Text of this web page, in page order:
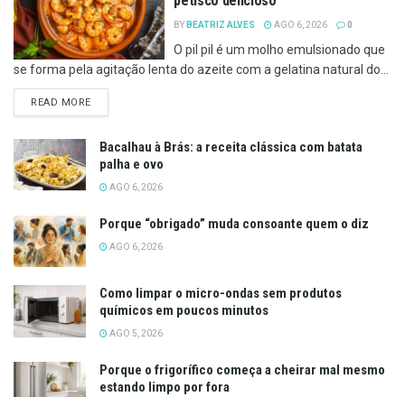
BY BEATRIZ ALVES AGO 6, 2026 0
O pil pil é um molho emulsionado que
se forma pela agitação lenta do azeite com a gelatina natural do...
READ MOREDETAILS
Bacalhau à Brás: a receita clássica com batata
palha e ovo
AGO 6, 2026
Porque “obrigado” muda consoante quem o diz
AGO 6, 2026
Como limpar o micro-ondas sem produtos
químicos em poucos minutos
AGO 5, 2026
Porque o frigorífico começa a cheirar mal mesmo
estando limpo por fora